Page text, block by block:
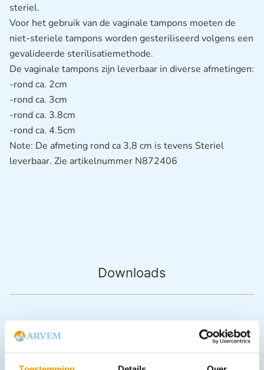
Downloads
steriel.
Voor het gebruik van de vaginale tampons moeten de
niet-steriele tampons worden gesteriliseerd volgens een
gevalideerde sterilisatiemethode.
De vaginale tampons zijn leverbaar in diverse afmetingen:
-rond ca. 2cm
-rond ca. 3cm
-rond ca. 3.8cm
-rond ca. 4.5cm
Note: De afmeting rond ca 3,8 cm is tevens Steriel
leverbaar. Zie artikelnummer N872406
Andere producten in deze
categorie: